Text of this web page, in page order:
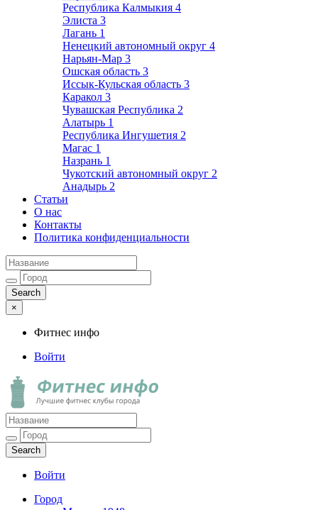
Республика Калмыкия 4
Элиста 3
Лагань 1
Ненецкий автономный округ 4
Нарьян-Мар 3
Ошская область 3
Иссык-Кульская область 3
Каракол 3
Чувашская Республика 2
Алатырь 1
Республика Ингушетия 2
Магас 1
Назрань 1
Чукотский автономный округ 2
Анадырь 2
Статьи
О нас
Контакты
Политика конфиденциальности
×
Фитнес инфо
Войти
Фитнес инфо
Лучшие фитнес клубы города
Войти
Город